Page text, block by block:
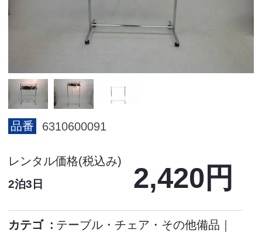
品番 6310600091
レンタル価格(税込み)
2泊3日 2,420円
カテゴ
テーブル・チェア・その他備品